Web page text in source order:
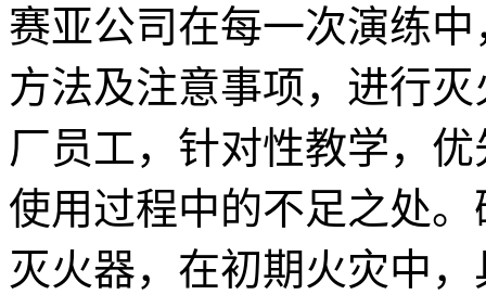
赛亚公司在每一次演练
方法及注意事项，进行
厂员工，针对性教学，
使用过程中的不足之处
灭火器，在初期火灾中